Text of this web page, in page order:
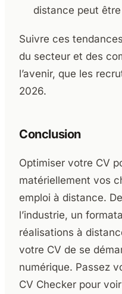
distance peut
Suivre ces
du secteur et des
l’avenir, que les
2026.
Conclusion
Optimiser votre CV
matériellement vos
emploi à distance.
l’industrie, un
réalisations à
votre CV de se
numérique. Passez
CV Checker pour